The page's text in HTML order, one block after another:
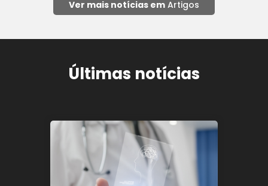
Ver mais notícias em Artigos
Últimas notícias